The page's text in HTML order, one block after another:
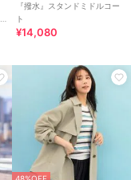
『撥水』スタンドミドルコー
ト
¥14,080